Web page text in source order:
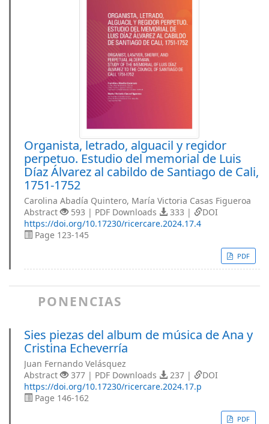
Organista, letrado, alguacil y regidor
perpetuo. Estudio del memorial de Luis
Díaz Álvarez al cabildo de Santiago de Cali,
1751-1752
Carolina Abadía Quintero, María Victoria Casas Figueroa
Abstract
593 | PDF Downloads 333 |
DOI
https://doi.org/10.17230/ricercare.2024.17.4
Page 123-145
PDF
PONENCIAS
Sies piezas del album de música de Ana y
Cristina Echeverría
Juan Fernando Velásquez
Abstract
377 | PDF Downloads 237 |
DOI
https://doi.org/10.17230/ricercare.2024.17.p
Page 146-162
PDF